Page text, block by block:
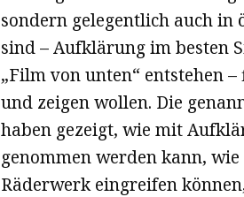
sondern gelegentlich auch
sind – Aufklärung im besten
„Film von unten“ entstehen
und zeigen wollen. Die
haben gezeigt, wie mit
genommen werden kann,
Räderwerk eingreifen